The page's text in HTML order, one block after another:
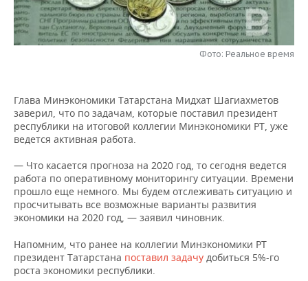
НЕФТЕХИМИЯ
НЕФТЬ
ЭНЕРГЕТИКА
РОЗНИЧНАЯ ТОРГОВЛЯ
НОВОСТИ ТЕХНОЛОГИЙ
ТЕЛЕКОММУНИКАЦИИ
МЕРОПРИЯТИЯ
БИЗНЕС-БРАНЧИ
ОТКРЫТАЯ ЛЕКЦИЯ
ФУТБОЛ
БАСКЕТБОЛ
ВОЛЕЙБОЛ
КИБЕРСПОРТ
ФИГУРНОЕ КАТАНИЕ
НОВОСТИ ОБЩЕСТВА
ИНФРАСТРУКТУРА
ИСТОРИЯ
КУЛЬТУРА
МЕДИЦИНА
ФОТОГАЛЕРЕЯ
СПРАВОЧНИК
СПИСОК ПЕРСОН
СПИСОК КОМПАНИЙ
ПОЛНАЯ ВЕРСИЯ
Фото: Реальное время
Глава Минэкономики Татарстана Мидхат Шагиахметов
заверил, что по задачам, которые поставил президент
республики на итоговой коллегии Минэкономики РТ, уже
ведется активная работа.
— Что касается прогноза на 2020 год, то сегодня ведется
работа по оперативному мониторингу ситуации. Времени
прошло еще немного. Мы будем отслеживать ситуацию и
просчитывать все возможные варианты развития
экономики на 2020 год, — заявил чиновник.
Напомним, что ранее на коллегии Минэкономики РТ
президент Татарстана поставил задачу добиться 5%-го
роста экономики республики.